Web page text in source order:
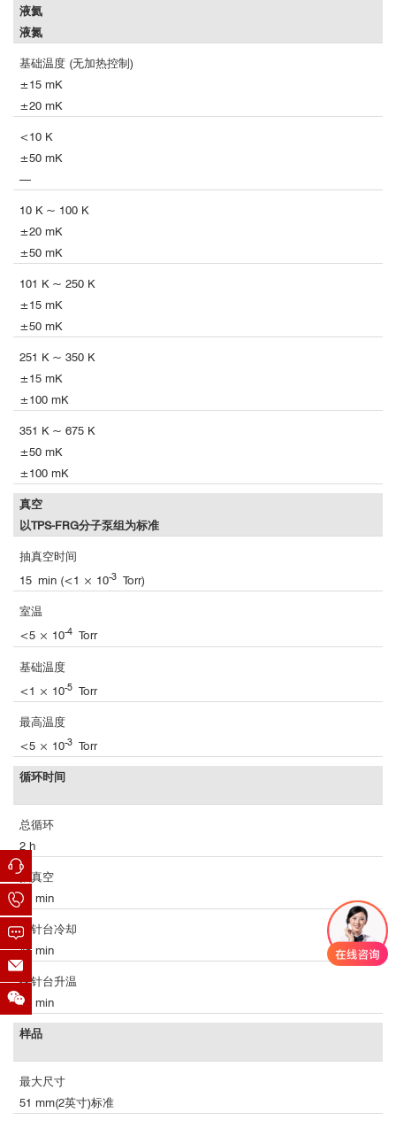
液氦
液氮
基础温度 (无加热控制)
±15 mK
±20 mK
<10 K
±50 mK
—
10 K ~ 100 K
±20 mK
±50 mK
101 K ~ 250 K
±15 mK
±50 mK
251 K ~ 350 K
±15 mK
±100 mK
351 K ~ 675 K
±50 mK
±100 mK
真空
以TPS-FRG分子泵组为标准
抽真空时间
15 min (<1 × 10-3 Torr)
室温
<5 × 10-4 Torr
基础温度
<1 × 10-5 Torr
最高温度
<5 × 10-3 Torr
循环时间
总循环
2 h
抽真空
15 min
探针台冷却
45 min
探针台升温
60 min
样品
最大尺寸
51 mm(2英寸)标准